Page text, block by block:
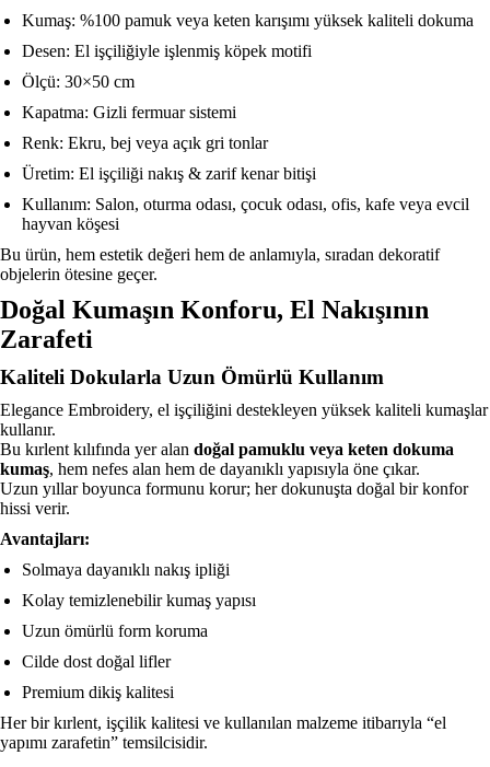
Kumaş: %100 pamuk veya keten karışımı yüksek kaliteli dokuma
Desen: El işçiliğiyle işlenmiş köpek motifi
Ölçü: 30×50 cm
Kapatma: Gizli fermuar sistemi
Renk: Ekru, bej veya açık gri tonlar
Üretim: El işçiliği nakış & zarif kenar bitişi
Kullanım: Salon, oturma odası, çocuk odası, ofis, kafe veya evcil
hayvan köşesi
Bu ürün, hem estetik değeri hem de anlamıyla, sıradan dekoratif
objelerin ötesine geçer.
Doğal Kumaşın Konforu, El Nakışının
Zarafeti
Kaliteli Dokularla Uzun Ömürlü Kullanım
Elegance Embroidery, el işçiliğini destekleyen yüksek kaliteli kumaşlar
kullanır.
Bu kırlent kılıfında yer alan doğal pamuklu veya keten dokuma
kumaş, hem nefes alan hem de dayanıklı yapısıyla öne çıkar.
Uzun yıllar boyunca formunu korur; her dokunuşta doğal bir konfor
hissi verir.
Avantajları:
Solmaya dayanıklı nakış ipliği
Kolay temizlenebilir kumaş yapısı
Uzun ömürlü form koruma
Cilde dost doğal lifler
Premium dikiş kalitesi
Her bir kırlent, işçilik kalitesi ve kullanılan malzeme itibarıyla “el
yapımı zarafetin” temsilcisidir.